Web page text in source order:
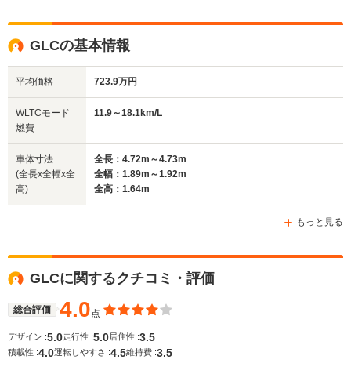
GLCの基本情報
平均価格 723.9万円
WLTCモード
燃費
11.9～18.1km/L
車体寸法
(全長x全幅x全
高)
全長：4.72m～4.73m
全幅：1.89m～1.92m
全高：1.64m
もっと見る
GLCに関するクチコミ・評価
総合評価 4.0点
デザイン :5.0走行性 :5.0居住性 :3.5
積載性 :4.0運転しやすさ :4.5維持費 :3.5